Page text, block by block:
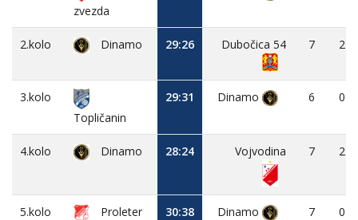
zvezda
2.kolo Dinamo 29:26 Dubočica 54 7 2
3.kolo
Topličanin
29:31 Dinamo 6 0
4.kolo Dinamo 28:24 Vojvodina 7 2
5.kolo Proleter 30:38 Dinamo 7 0